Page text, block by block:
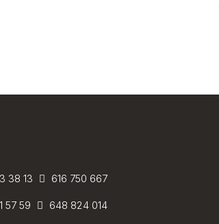
38 13 616 750 667
57 59 648 824 014